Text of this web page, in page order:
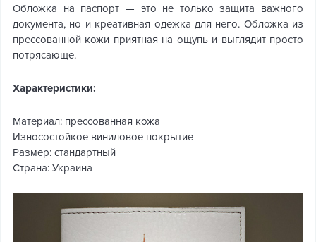
Обложка на паспорт — это не только защита важного
документа, но и креативная одежка для него. Обложка из
прессованной кожи приятная на ощупь и выглядит просто
потрясающе.
Характеристики:
Материал: прессованная кожа
Износостойкое виниловое покрытие
Размер: стандартный
Страна: Украина